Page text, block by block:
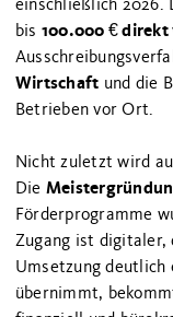
einschließlich 2026.
bis 100.000 € direkt
Wirtschaft und die
Betrieben vor Ort.
Nicht zuletzt wird
Die
Förderprogramme
Zugang ist digitaler,
Umsetzung
übernimmt,